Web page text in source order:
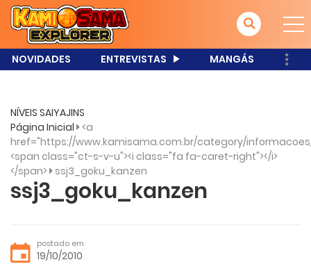
NOVIDADES ENTREVISTAS MANGÁS
NÍVEIS SAIYAJINS
Página Inicial <a
href="https://www.kamisama.com.br/category/informacoes/
<span class="ct-s-v-u"><i class="fa fa-caret-right"></i>
</span> ssj3_goku_kanzen
ssj3_goku_kanzen
postado em
19/10/2010